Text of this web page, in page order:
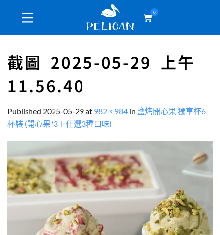
0
截圖 2025-05-29 上午
11.56.40
Published 2025-05-29at 982 × 984 in 鹽烤開心果 獨享杯6
杯裝 (開心果*3＋任選3種口味)